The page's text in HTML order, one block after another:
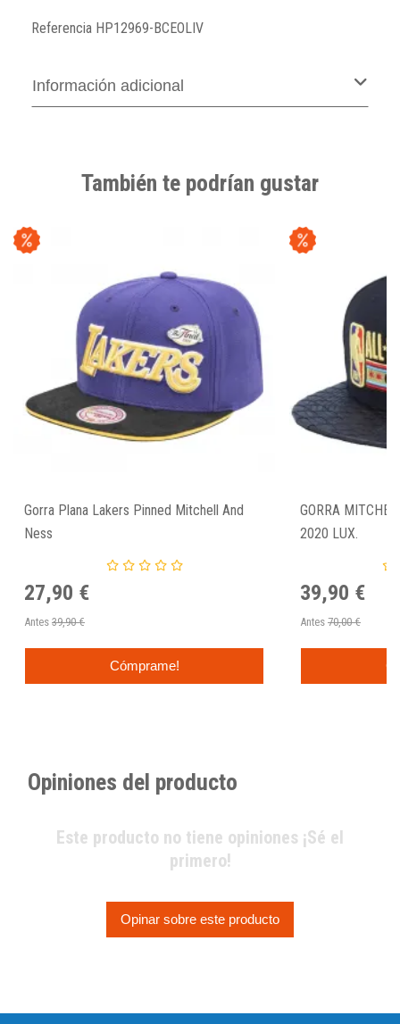
Referencia HP12969-BCEOLIV
Información adicional
También te podrían gustar
Gorra Plana Lakers Pinned Mitchell And
Ness
27,90 €
Antes 39,90 €
Cómprame!
GORRA
2020 LUX.
39,90 €
Antes 70,00 €
Opiniones del producto
Este producto no tiene opiniones ¡Sé el
primero!
Opinar sobre este producto